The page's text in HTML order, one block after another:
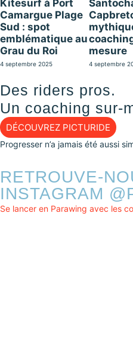
Kitesurf à Port
Camargue Plage
Sud : spot
emblématique au
Grau du Roi
4 septembre 2025
mesure
4 septembre
Des riders pros.
Un coaching sur-
DÉCOUVREZ PICTURIDE
Progresser n’a jamais été aussi
RETROUVE-
INSTAGRAM
Se lancer en Parawing avec les